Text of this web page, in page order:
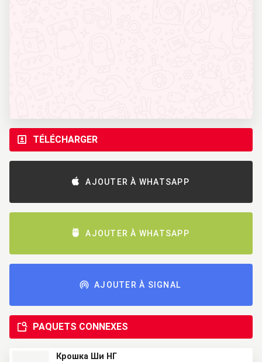
TÉLÉCHARGER
AJOUTER À WHATSAPP
AJOUTER À WHATSAPP
AJOUTER À SIGNAL
PAQUETS CONNEXES
Крошка Ши НГ